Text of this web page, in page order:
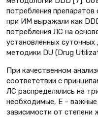
потребления
при ИМ выражали как
потребления ЛС на
установленных
методики DU (Drug
При качественном
соответствии с
ЛС распределялись на
необходимые, Е – важные
зависимости от степени